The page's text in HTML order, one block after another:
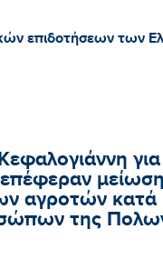
επιδοτήσεων των
αγροτών κατά
της